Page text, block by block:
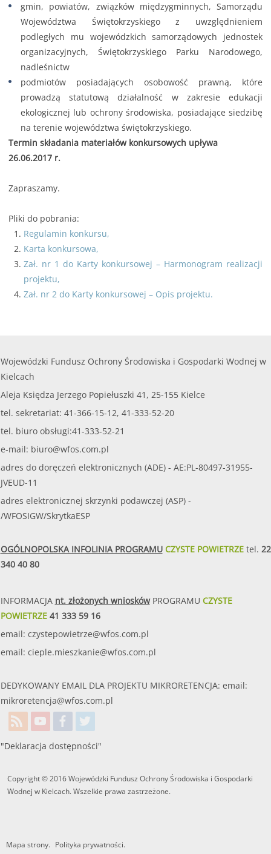
gmin, powiatów, związków międzygminnych, Samorządu
Województwa Świętokrzyskiego z uwzględnieniem
podległych mu wojewódzkich samorządowych jednostek
organizacyjnych, Świętokrzyskiego Parku Narodowego,
nadleśnictw
podmiotów posiadających osobowość prawną, które
prowadzą statutową działalność w zakresie edukacji
ekologicznej lub ochrony środowiska, posiadające siedzibę
na terenie województwa świętokrzyskiego.
Termin składania materiałów konkursowych upływa
26.06.2017 r.
Zapraszamy.
Pliki do pobrania:
Regulamin konkursu,
Karta konkursowa,
Zał. nr 1 do Karty konkursowej – Harmonogram realizacji
projektu,
Zał. nr 2 do Karty konkursowej – Opis projektu.
Wojewódzki Fundusz Ochrony Środowiska i Gospodarki Wodnej w
Kielcach
Aleja Księdza Jerzego Popiełuszki 41, 25-155 Kielce
tel. sekretariat: 41-366-15-12, 41-333-52-20
tel. biuro obsługi:41-333-52-21
e-mail: biuro@wfos.com.pl
adres do doręczeń elektronicznych (ADE) - AE:PL-80497-31955-
JVEUD-11
adres elektronicznej skrzynki podawczej (ASP) -
/WFOSIGW/SkrytkaESP
OGÓLNOPOLSKA INFOLINIA PROGRAMUCZYSTE POWIETRZEtel. 22
340 40 80
INFORMACJA nt. złożonych wnioskówPROGRAMU CZYSTE
POWIETRZE41 333 59 16
email: czystepowietrze@wfos.com.pl
email: cieple.mieszkanie@wfos.com.pl
DEDYKOWANY EMAIL DLA PROJEKTU MIKRORETENCJA: email:
mikroretencja@wfos.com.pl
"Deklaracja dostępności"
Copyright © 2016 Wojewódzki Fundusz Ochrony Środowiska i Gospodarki
Wodnej w Kielcach. Wszelkie prawa zastrzeżone.
Mapa strony. Polityka prywatności.